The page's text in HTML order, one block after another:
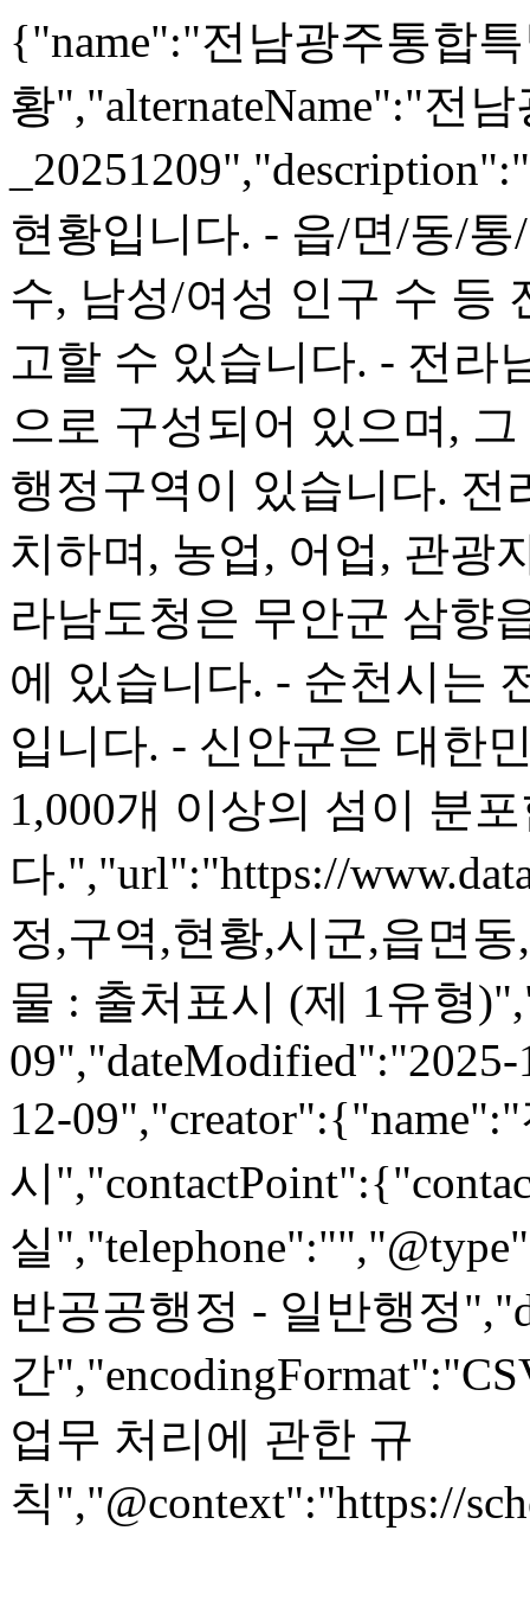
{"name":"전남광주통합
황","alternateName":"전
현황입니다. - 읍/면/동/
수, 남성/여성 인구 수 등
고할 수 있습니다. - 전라
으로 구성되어 있으며,
행정구역이 있습니다. 전
치하며, 농업, 어업, 관광
라남도청은 무안군 삼향
에 있습니다. - 순천시는
입니다. - 신안군은 대한
1,000개 이상의 섬이 분
다.","url":"https://
정,구역,현황,시군,읍면
물 : 출처표시 (제 1유형
12-
시
실
반공공행정 - 일반행정
간
업무 처리에 관한 규
칙","@context":"https://